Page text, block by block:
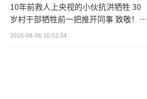
10年前救人上央视的小伙抗洪牺牲 30
岁村干部牺牲前一把推开同事 致敬！送
别！
2026-08-06 10:52:34